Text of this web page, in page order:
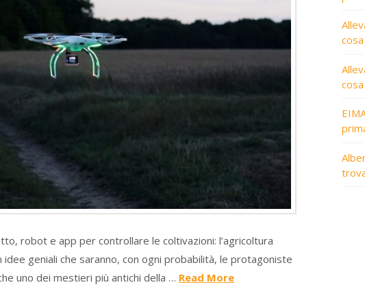
robot e app per controllare le coltivazioni: l’agricoltura
geniali che saranno, con ogni probabilità, le protagoniste
uno dei mestieri più antichi della … Read More